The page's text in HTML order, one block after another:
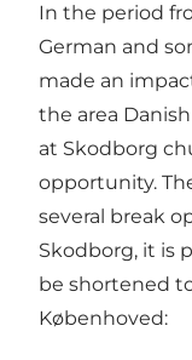
In the period
German and
made an
the area
at Skodborg
opportunity.
several break
Skodborg, it is
be shortened
Københoved: